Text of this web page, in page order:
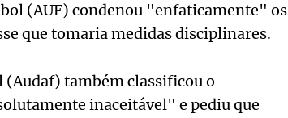
(AUF) condenou "enfaticamente" os
que tomaria medidas disciplinares.
(Audaf) também classificou o
inaceitável" e pediu que